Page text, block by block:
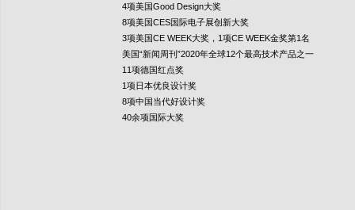
4项美国Good Design大奖
8项美国CES国际电子展创新大奖
3项美国CE WEEK大奖，1项CE WEEK金奖第1名
美国“新闻周刊”2020年全球12个最高技术产品之一
11项德国红点奖
1项日本优良设计奖
8项中国当代好设计奖
40余项国际大奖